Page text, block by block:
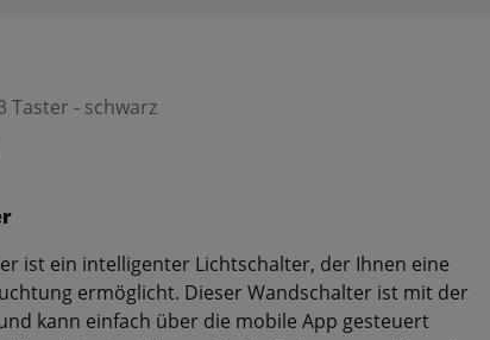
Taster - schwarz
ist ein intelligenter Lichtschalter, der Ihnen eine
ermöglicht. Dieser Wandschalter ist mit der
kann einfach über die mobile App gesteuert